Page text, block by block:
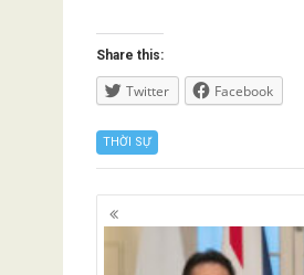
Share this:
Twitter Facebook
THỜI SỰ
Posts
navigation